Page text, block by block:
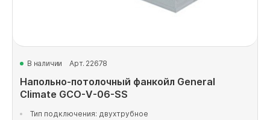
В наличии Арт. 22678
Напольно-потолочный фанкойл General
Climate GCO-V-06-SS
Тип подключения: двухтрубное